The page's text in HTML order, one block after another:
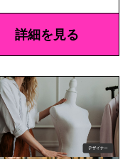
詳細を見る